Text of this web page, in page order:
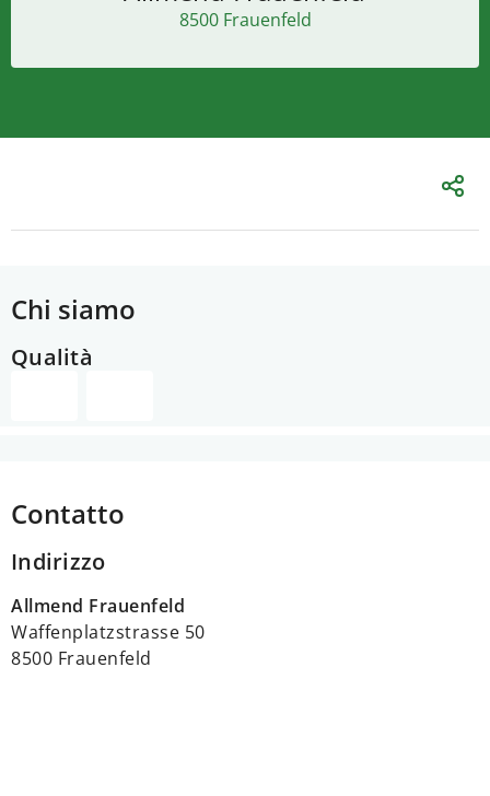
8500 Frauenfeld
Chi siamo
Qualità
Contatto
Indirizzo
Allmend Frauenfeld
Waffenplatzstrasse 50
8500 Frauenfeld